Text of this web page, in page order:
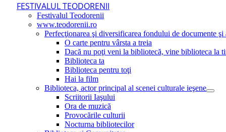
FESTIVALUL TEODORENII
Festivalul Teodorenii
www.teodorenii.ro
Perfecţionarea şi diversificarea fondului de documente
O carte pentru vârsta a treia
Dacă nu poţi veni la bibliotecă, vine biblioteca la
Biblioteca ta
Biblioteca pentru toţi
Hai la film
Biblioteca, actor principal al scenei culturale ieşene
Scriitorii Iaşului
Ora de muzică
Provocările culturii
Nocturna bibliotecilor